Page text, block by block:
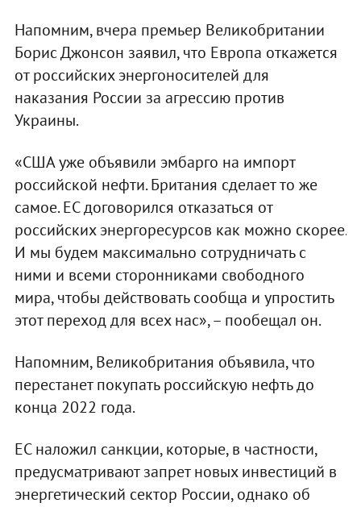
Напомним, вчера премьер Великобритании
Борис Джонсон заявил, что Европа откажется
от российских энергоносителей для
наказания России за агрессию против
Украины.
«США уже объявили эмбарго на импорт
российской нефти. Британия сделает то же
самое. ЕС договорился отказаться от
российских энергоресурсов как можно скорее.
И мы будем максимально сотрудничать с
ними и всеми сторонниками свободного
мира, чтобы действовать сообща и упростить
этот переход для всех нас», – пообещал он.
Напомним, Великобритания объявила, что
перестанет покупать российскую нефть до
конца 2022 года.
ЕС наложил санкции, которые, в частности,
предусматривают запрет новых инвестиций в
энергетический сектор России, однако об